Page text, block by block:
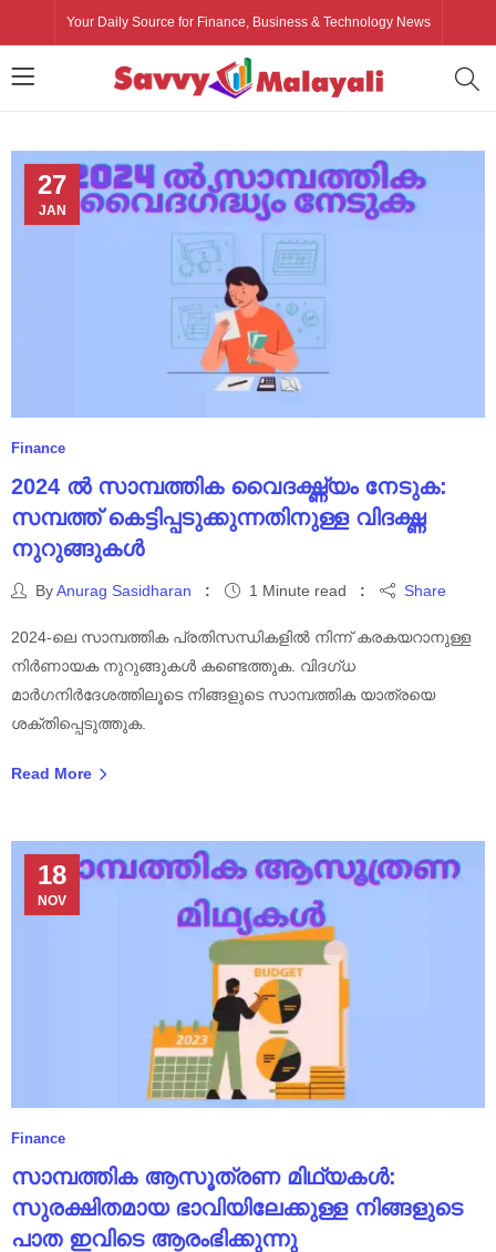
Your Daily Source for Finance, Business & Technology News
27
JAN
Finance
2024 ൽ സാമ്പത്തിക വൈദഗ്ദ്ധ്യം നേടുക:
സമ്പത്ത് കെട്ടിപ്പടുക്കുന്നതിനുള്ള വിദഗ്ദ്ധ
നുറുങ്ങുകൾ
ByAnurag Sasidharan 1 Minute read Share
2024-ലെ സാമ്പത്തിക പ്രതിസന്ധികളിൽ നിന്ന് കരകയറാനുള്ള
നിർണായക നുറുങ്ങുകൾ കണ്ടെത്തുക. വിദഗ്ധ
മാർഗനിർദേശത്തിലൂടെ നിങ്ങളുടെ സാമ്പത്തിക യാത്രയെ
ശക്തിപ്പെടുത്തുക.
Read More
18
NOV
Finance
സാമ്പത്തിക ആസൂത്രണ മിഥ്യകൾ:
സുരക്ഷിതമായ ഭാവിയിലേക്കുള്ള നിങ്ങളുടെ
പാത ഇവിടെ ആരംഭിക്കുന്നു